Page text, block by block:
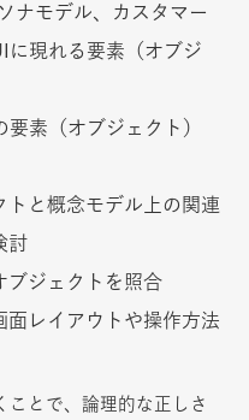
ナモデル、カスタマー
に現れる要素（オブジ
素（オブジェクト）
トと概念モデル上の関連
討
ブジェクトを照合
面レイアウトや操作方法
ことで、論理的な正しさ